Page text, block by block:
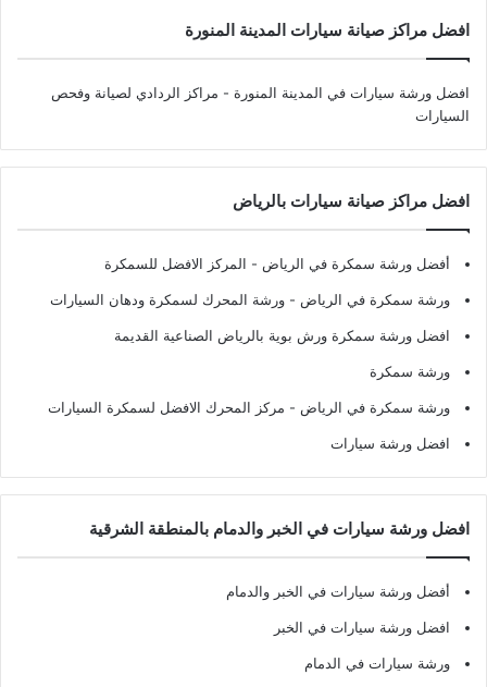
افضل مراكز صيانة سيارات المدينة المنورة
افضل ورشة سيارات في المدينة المنورة - مراكز الردادي لصيانة وفحص
السيارات
افضل مراكز صيانة سيارات بالرياض
أفضل ورشة سمكرة في الرياض - المركز الافضل للسمكرة
ورشة سمكرة في الرياض - ورشة المحرك لسمكرة ودهان السيارات
افضل ورشة سمكرة ورش بوية بالرياض الصناعية القديمة
ورشة سمكرة
ورشة سمكرة في الرياض - مركز المحرك الافضل لسمكرة السيارات
افضل ورشة سيارات
افضل ورشة سيارات في الخبر والدمام بالمنطقة الشرقية
أفضل ورشة سيارات في الخبر والدمام
افضل ورشة سيارات في الخبر
ورشة سيارات في الدمام